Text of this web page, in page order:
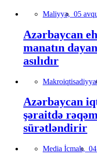
Maliyyə, 05
Azərbaycan
manatın
asılıdır
Azərbaycan
şəraitdə
sürətləndirir
Media İcmalı,